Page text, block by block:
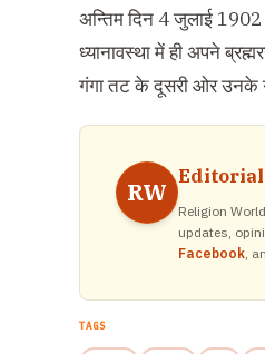
अन्तिम दिन 4 जुलाई 1902
ध्यानावस्था में ही अपने
गंगा तट के दूसरी ओर उनके
RW
Editorial
Religion
updates,
Facebook,
TAGS